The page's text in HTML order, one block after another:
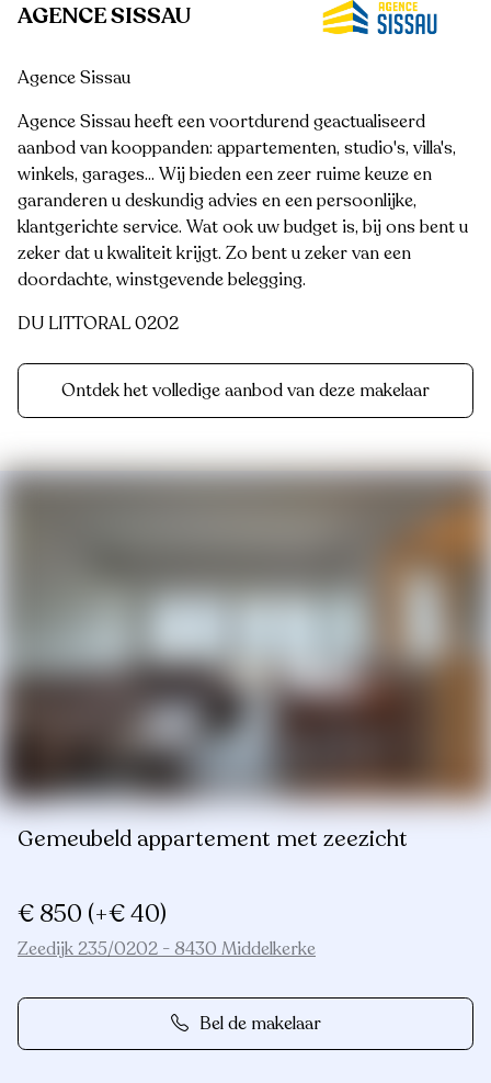
AGENCE SISSAU
Agence Sissau
Agence Sissau heeft een voortdurend geactualiseerd
aanbod van kooppanden: appartementen, studio's, villa's,
winkels, garages... Wij bieden een zeer ruime keuze en
garanderen u deskundig advies en een persoonlijke,
klantgerichte service. Wat ook uw budget is, bij ons bent u
zeker dat u kwaliteit krijgt. Zo bent u zeker van een
doordachte, winstgevende belegging.
DU LITTORAL 0202
Ontdek het volledige aanbod van deze makelaar
Gemeubeld appartement met zeezicht
€ 850 (+€ 40)
Zeedijk 235/0202 - 8430 Middelkerke
Bel de makelaar